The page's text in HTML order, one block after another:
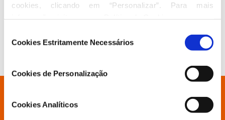
cookies, clicando em “Personalizar”. Para mais
deCookies Estritamente Necessários
Cookies de Personalização
Cookies Analíticos
Seguir nas redes sociais
Está à procura de algo específico?